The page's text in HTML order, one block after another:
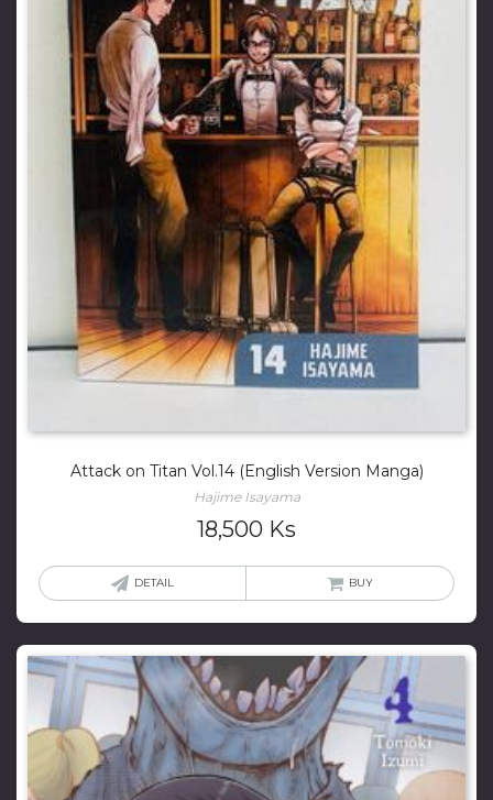
Attack on Titan Vol.14 (English Version Manga)
Hajime Isayama
18,500 Ks
DETAIL BUY